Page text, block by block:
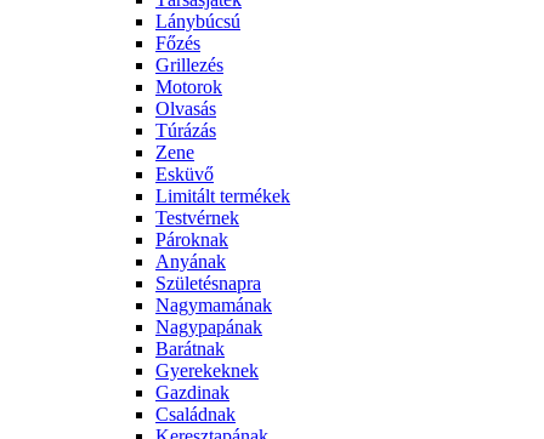
Lánybúcsú
Főzés
Grillezés
Motorok
Olvasás
Túrázás
Zene
Esküvő
Limitált termékek
Testvérnek
Pároknak
Anyának
Születésnapra
Nagymamának
Nagypapának
Barátnak
Gyerekeknek
Gazdinak
Családnak